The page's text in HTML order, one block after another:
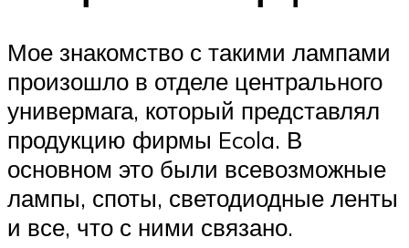
Мое знакомство с такими лампами
произошло в отделе центрального
универмага, который представлял
продукцию фирмы Ecola. В
основном это были всевозможные
лампы, споты, светодиодные ленты
и все, что с ними связано.